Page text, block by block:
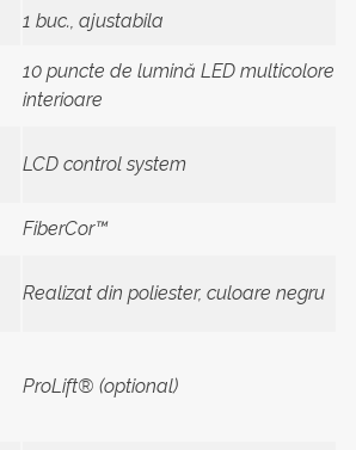
1 buc., ajustabila
10 puncte de lumină LED multicolore
interioare
LCD control system
FiberCor™
Realizat din poliester, culoare negru
ProLift® (optional)